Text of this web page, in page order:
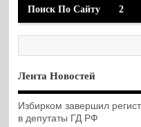
Поиск По Сайту 2
Лента Новостей
Избирком завершил
в депутаты ГД РФ